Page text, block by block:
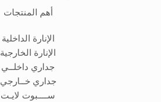
أهم المنتجات
الإنارة الداخلية
الإنارة الخارجية
جداري داخلــي
جداري خــارجي
ســــبوت لايـت